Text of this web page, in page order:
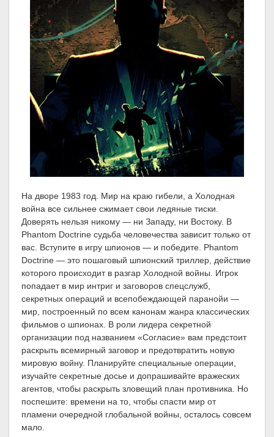
На дворе 1983 год. Мир на краю гибели, а Холодная
война все сильнее сжимает свои ледяные тиски.
Доверять нельзя никому — ни Западу, ни Востоку. В
Phantom Doctrine судьба человечества зависит только от
вас. Вступите в игру шпионов — и победите. Phantom
Doctrine — это пошаговый шпионский триллер, действие
которого происходит в разгар Холодной войны. Игрок
попадает в мир интриг и заговоров спецслужб,
секретных операций и всепобеждающей паранойи —
мир, построенный по всем канонам жанра классических
фильмов о шпионах. В роли лидера секретной
организации под названием «Согласие» вам предстоит
раскрыть всемирный заговор и предотвратить новую
мировую войну. Планируйте специальные операции,
изучайте секретные досье и допрашивайте вражеских
агентов, чтобы раскрыть зловещий план противника. Но
поспешите: времени на то, чтобы спасти мир от
пламени очередной глобальной войны, осталось совсем
мало.